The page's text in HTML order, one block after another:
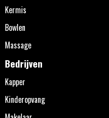
Kermis
Bowlen
Massage
Bedrijven
Kapper
Kinderopvang